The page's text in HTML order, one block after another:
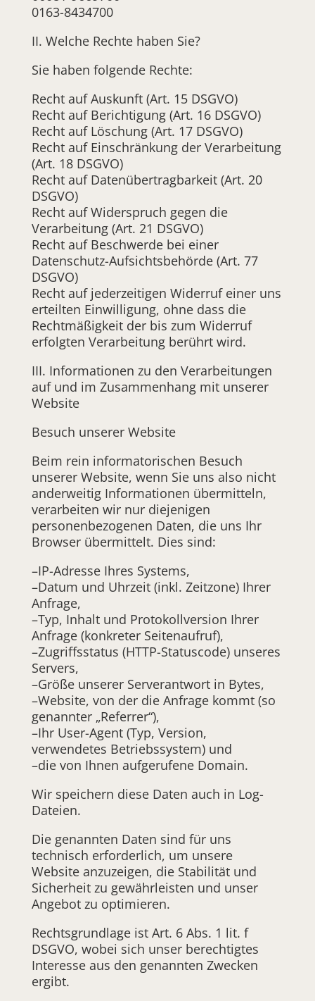
0163-8434700
II. Welche Rechte haben Sie?
Sie haben folgende Rechte:
Recht auf Auskunft (Art. 15 DSGVO)
Recht auf Berichtigung (Art. 16 DSGVO)
Recht auf Löschung (Art. 17 DSGVO)
Recht auf Einschränkung der Verarbeitung
(Art. 18 DSGVO)
Recht auf Datenübertragbarkeit (Art. 20
DSGVO)
Recht auf Widerspruch gegen die
Verarbeitung (Art. 21 DSGVO)
Recht auf Beschwerde bei einer
Datenschutz-Aufsichtsbehörde (Art. 77
DSGVO)
Recht auf jederzeitigen Widerruf einer uns
erteilten Einwilligung, ohne dass die
Rechtmäßigkeit der bis zum Widerruf
erfolgten Verarbeitung berührt wird.
III. Informationen zu den Verarbeitungen
auf und im Zusammenhang mit unserer
Website
Besuch unserer Website
Beim rein informatorischen Besuch
unserer Website, wenn Sie uns also nicht
anderweitig Informationen übermitteln,
verarbeiten wir nur diejenigen
personenbezogenen Daten, die uns Ihr
Browser übermittelt. Dies sind:
–IP-Adresse Ihres Systems,
–Datum und Uhrzeit (inkl. Zeitzone) Ihrer
Anfrage,
–Typ, Inhalt und Protokollversion Ihrer
Anfrage (konkreter Seitenaufruf),
–Zugriffsstatus (HTTP-Statuscode) unseres
Servers,
–Größe unserer Serverantwort in Bytes,
–Website, von der die Anfrage kommt (so
genannter „Referrer“),
–Ihr User-Agent (Typ, Version,
verwendetes Betriebssystem) und
–die von Ihnen aufgerufene Domain.
Wir speichern diese Daten auch in Log-
Dateien.
Die genannten Daten sind für uns
technisch erforderlich, um unsere
Website anzuzeigen, die Stabilität und
Sicherheit zu gewährleisten und unser
Angebot zu optimieren.
Rechtsgrundlage ist Art. 6 Abs. 1 lit. f
DSGVO, wobei sich unser berechtigtes
Interesse aus den genannten Zwecken
ergibt.